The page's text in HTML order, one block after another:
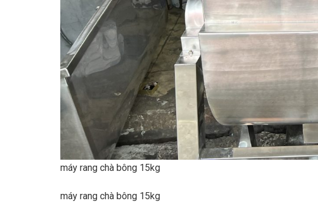
máy rang chà bông 15kg
máy rang chà bông 15kg